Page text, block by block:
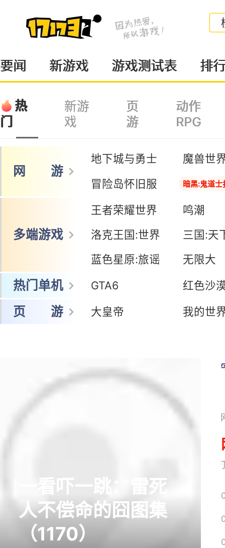
要闻 新游戏 游戏测试表 排
热
门
新游
戏
页
游
动作
RPG
网 游
地下城与勇士
魔兽世
冒险岛怀旧服
暗黑:鬼道士
多端游戏
王者荣耀世界
鸣潮
洛克王国:世界
三国:天
蓝色星原:旅谣
无限大
热门单机 GTA6 红色沙
页 游 大皇帝 我的世
一看吓一跳：雷死
人不偿命的囧图集
（1170）
网易搜